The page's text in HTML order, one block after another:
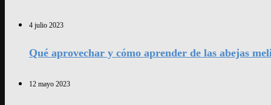
4 julio 2023
Qué aprovechar y cómo aprender de las abejas
12 mayo 2023